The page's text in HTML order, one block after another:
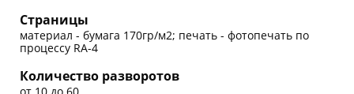
Страницы
материал - бумага 170гр/м2; печать - фотопечать по
процессу RA-4
Количество разворотов
от 10 до 60